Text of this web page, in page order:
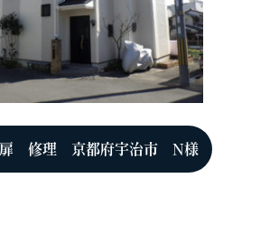
扉 修理 京都府宇治市 N様